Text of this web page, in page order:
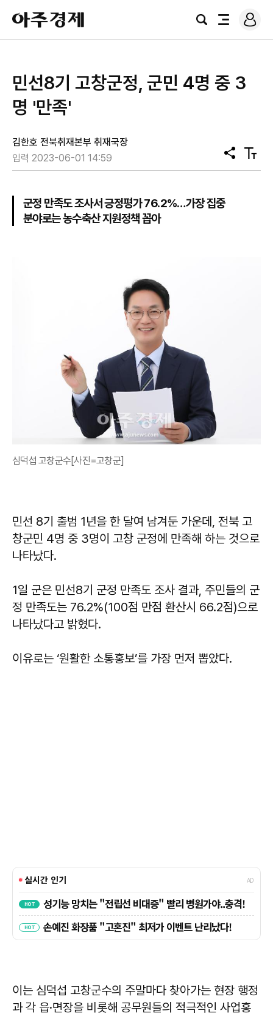
아
주
경
검
전
로
그
민선8기 고창군정, 군민 4명 중 3
명 '만족'
김한호 전북취재본부 취재국장
입력 2023-06-01 14:59
공
유
텍
스
군정 만족도 조사서 긍정평가 76.2%…가장 집중
분야로는 농수축산 지원정책 꼽아
심덕섭 고창군수[사진=고창군]
민선 8기 출범 1년을 한 달여 남겨둔 가운데, 전북 고
창군민 4명 중 3명이 고창 군정에 만족해 하는 것으로
나타났다.
1일 군은 민선8기 군정 만족도 조사 결과, 주민들의 군
정 만족도는 76.2%(100점 만점 환산시 66.2점)으로
나타났다고 밝혔다.
이유로는 ‘원활한 소통홍보’를 가장 먼저 뽑았다.
이는 심덕섭 고창군수의 주말마다 찾아가는 현장 행정
과 각 읍·면장을 비롯해 공무원들의 적극적인 사업홍